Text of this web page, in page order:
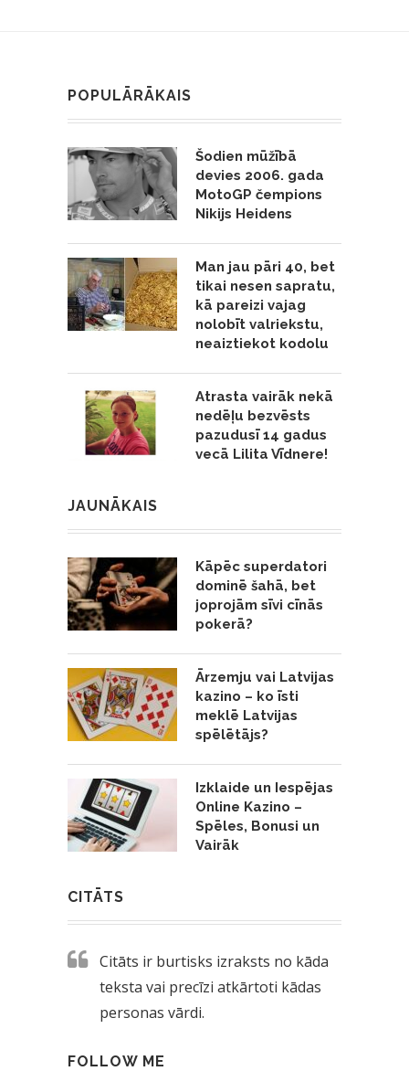
POPULĀRĀKAIS
Šodien mūžībā
devies 2006. gada
MotoGP čempions
Nikijs Heidens
Man jau pāri 40, bet
tikai nesen sapratu,
kā pareizi vajag
nolobīt valriekstu,
neaiztiekot kodolu
Atrasta vairāk nekā
nedēļu bezvēsts
pazudusī 14 gadus
vecā Lilita Vīdnere!
JAUNĀKAIS
Kāpēc superdatori
dominē šahā, bet
joprojām sīvi cīnās
pokerā?
Ārzemju vai Latvijas
kazino – ko īsti
meklē Latvijas
spēlētājs?
Izklaide un Iespējas
Online Kazino –
Spēles, Bonusi un
Vairāk
CITĀTS
Citāts ir burtisks izraksts no kāda
teksta vai precīzi atkārtoti kādas
personas vārdi.
FOLLOW ME